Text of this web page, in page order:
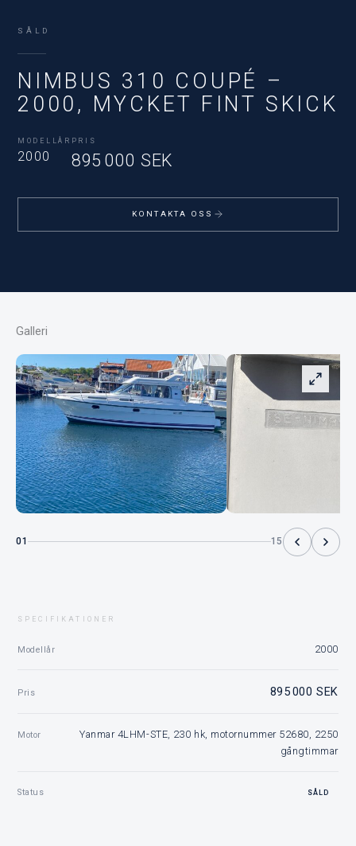
SÅLD
NIMBUS 310 COUPÉ –
2000, MYCKET FINT SKICK
MODELLÅR
2000
PRIS
895 000 SEK
KONTAKTA OSS
Galleri
01 15
SPECIFIKATIONER
Modellår 2000
Pris 895 000 SEK
Motor
Yanmar 4LHM-STE, 230 hk, motornummer 52680, 2250
gångtimmar
Status SÅLD